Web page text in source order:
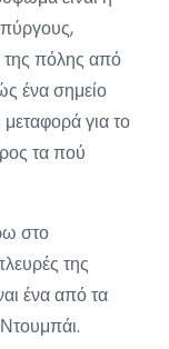
της πόλης από
ένα σημείο
μεταφορά για το
τα πού
στο
της
ένα από τα